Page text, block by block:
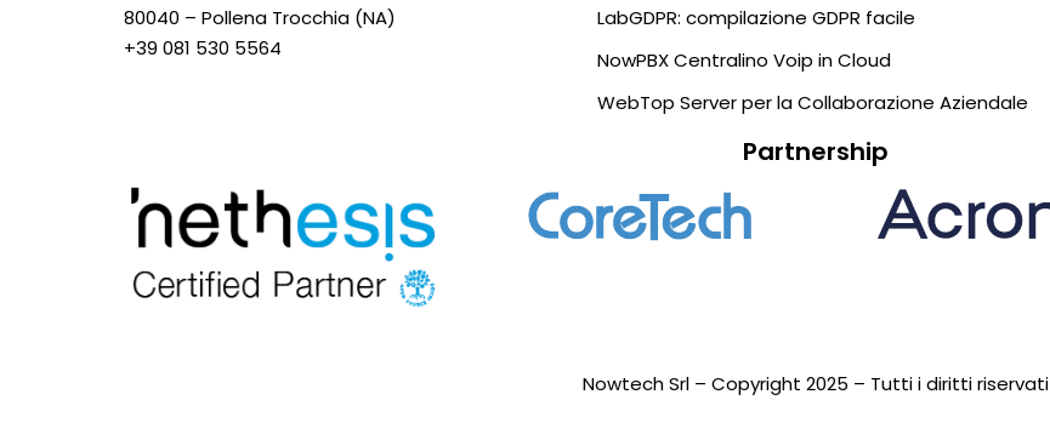
80040 – Pollena Trocchia (NA)
+39 081 530 5564
LabGDPR: compilazione GDPR facile
NowPBX Centralino Voip in Cloud
WebTop Server per la Collaborazione Aziendale
Partnership
Nowtech Srl – Copyright 2025 – Tutti i diritti riservati